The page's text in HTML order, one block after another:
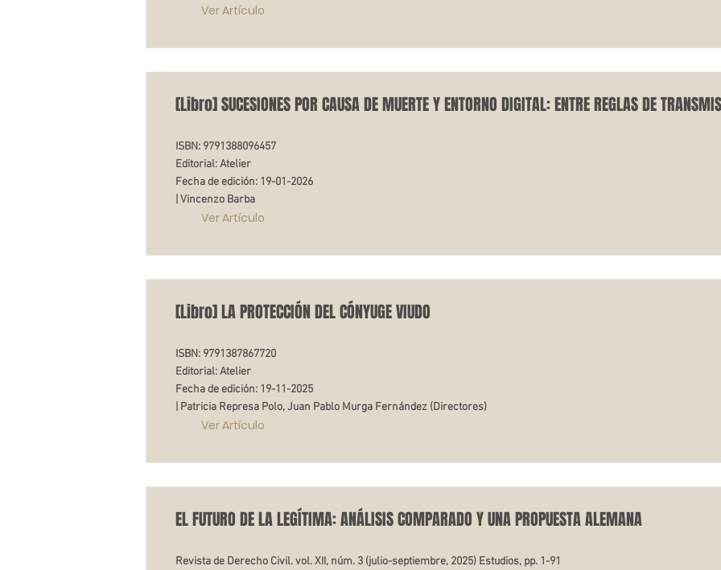
Ver Artículo
[Libro] SUCESIONES POR CAUSA DE MUERTE Y ENTORNO DIGITAL: ENTRE REGLAS DE
ISBN: 9791388096457
Editorial: Atelier
Fecha de edición: 19-01-2026
| Vincenzo Barba
Ver Artículo
[Libro] LA PROTECCIÓN DEL CÓNYUGE VIUDO
ISBN: 9791387867720
Editorial: Atelier
Fecha de edición: 19-11-2025
| Patricia Represa Polo, Juan Pablo Murga Fernández (Directores)
Ver Artículo
EL FUTURO DE LA LEGÍTIMA: ANÁLISIS COMPARADO Y UNA PROPUESTA ALEMANA
Revista de Derecho Civil. vol. XII, núm. 3 (julio-septiembre, 2025) Estudios, pp. 1-91